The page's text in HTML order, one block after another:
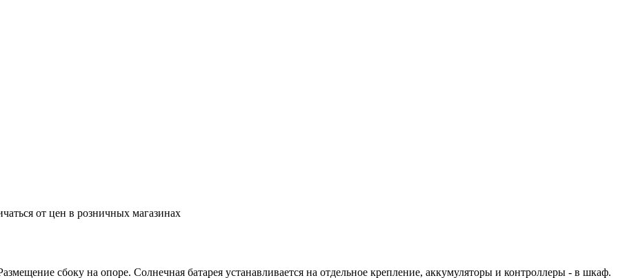
от цен в розничных магазинах
сбоку на опоре. Солнечная батарея устанавливается на отдельное крепление, аккумуляторы и контроллеры - в шкаф.